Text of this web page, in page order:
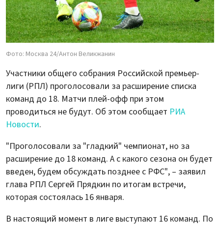
Фото: Москва 24/Антон Великжанин
Участники общего собрания Российской премьер-
лиги (РПЛ) проголосовали за расширение списка
команд до 18. Матчи плей-офф при этом
проводиться не будут. Об этом сообщает РИА
Новости.
"Проголосовали за "гладкий" чемпионат, но за
расширение до 18 команд. А с какого сезона он будет
введен, будем обсуждать позднее с РФС", – заявил
глава РПЛ Сергей Прядкин по итогам встречи,
которая состоялась 16 января.
В настоящий момент в лиге выступают 16 команд. По